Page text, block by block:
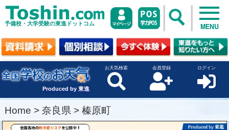
予備校・大学受験の東進ドットコム MENU
Produced by 東進
お天気検索 会員登録 ログイン
Home > 奈良県 > 榛原町